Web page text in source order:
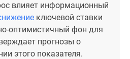
влияет информационный
ключевой ставки
оптимистичный фон для
прогнозы о
этого показателя.